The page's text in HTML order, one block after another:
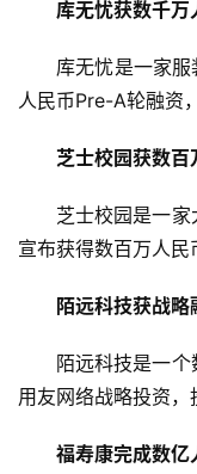
库无忧获数千
库无忧是一家
人民币Pre-A轮融资
芝士校园获数
芝士校园是一家
宣布获得数百万人民
陌远科技获战略
陌远科技是一
用友网络战略投资，
福寿康完成数